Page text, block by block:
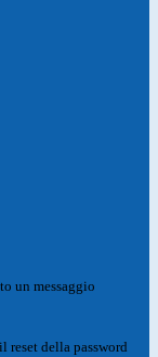
un messaggio
reset della password